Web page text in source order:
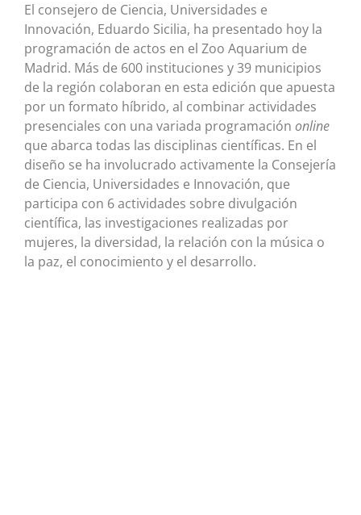
El consejero de Ciencia, Universidades e
Innovación, Eduardo Sicilia, ha presentado hoy la
programación de actos en el Zoo Aquarium de
Madrid. Más de 600 instituciones y 39 municipios
de la región colaboran en esta edición que apuesta
por un formato híbrido, al combinar actividades
presenciales con una variada programación online
que abarca todas las disciplinas científicas. En el
diseño se ha involucrado activamente la Consejería
de Ciencia, Universidades e Innovación, que
participa con 6 actividades sobre divulgación
científica, las investigaciones realizadas por
mujeres, la diversidad, la relación con la música o
la paz, el conocimiento y el desarrollo.